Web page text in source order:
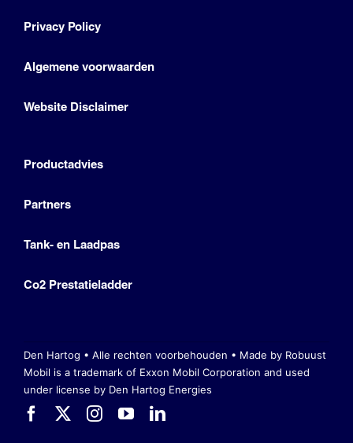
Privacy Policy
Algemene voorwaarden
Website Disclaimer
Productadvies
Partners
Tank- en Laadpas
Co2 Prestatieladder
Den Hartog • Alle rechten voorbehouden • Made by Robuust
Mobil is a trademark of Exxon Mobil Corporation and used
under license by Den Hartog Energies